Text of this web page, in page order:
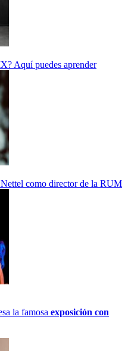
Aquí puedes aprender
como director de la RUM
la famosa exposición con